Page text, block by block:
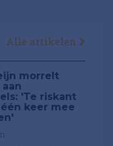
Alle artikelen
morrelt
'Te riskant
keer mee